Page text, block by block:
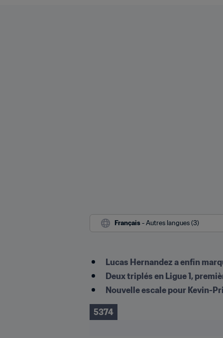
Français - Autres langues (3)
Lucas Hernandez a enfin
Deux triplés en Ligue 1,
Nouvelle escale pour Kevin-
5374